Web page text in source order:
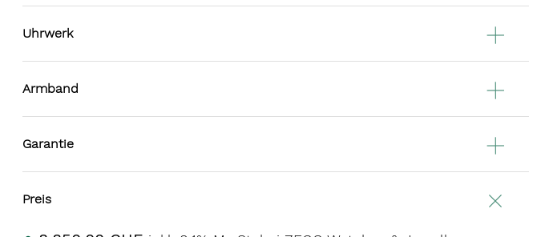
Uhrwerk
Armband
Garantie
Preis